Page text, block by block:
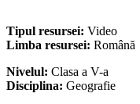
Tipul resursei: Video
Limba resursei: Română
Nivelul: Clasa a V-a
Disciplina: Geografie